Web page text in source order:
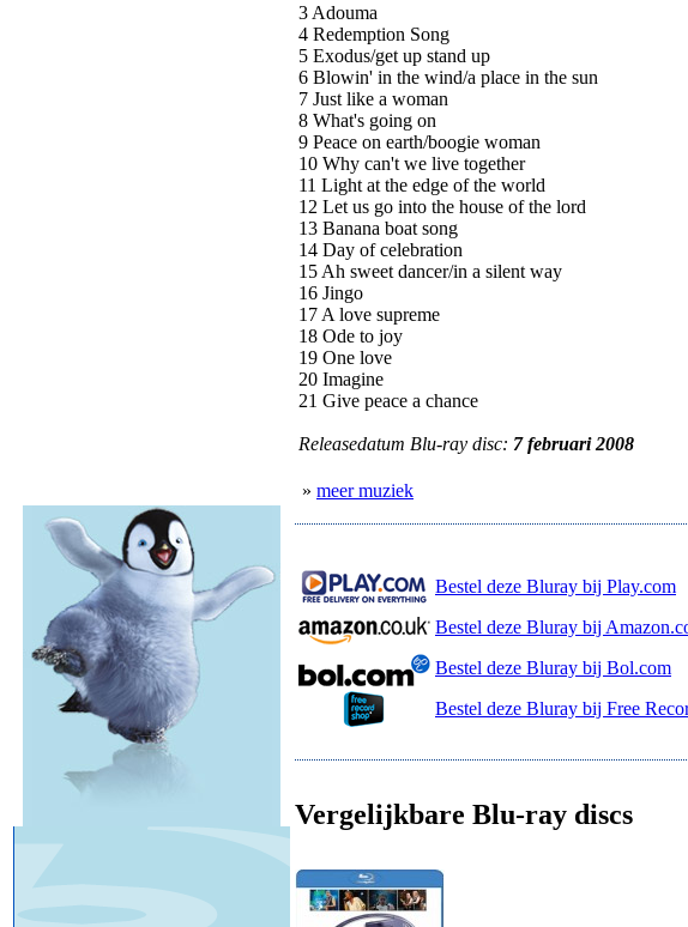
3 Adouma
4 Redemption Song
5 Exodus/get up stand up
6 Blowin' in the wind/a place in the sun
7 Just like a woman
8 What's going on
9 Peace on earth/boogie woman
10 Why can't we live together
11 Light at the edge of the world
12 Let us go into the house of the lord
13 Banana boat song
14 Day of celebration
15 Ah sweet dancer/in a silent way
16 Jingo
17 A love supreme
18 Ode to joy
19 One love
20 Imagine
21 Give peace a chance
Releasedatum Blu-ray disc: 7 februari 2008
» meer muziek
Bestel deze Bluray bij Play.com
Bestel deze Bluray bij
Bestel deze Bluray bij Bol.com
Bestel deze Bluray bij Free
Vergelijkbare Blu-ray discs